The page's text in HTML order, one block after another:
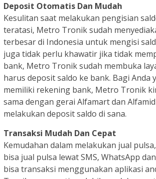
Deposit Otomatis Dan Mudah
Kesulitan saat melakukan pengisian
teratasi, Metro Tronik sudah
terbesar di Indonesia untuk mengisi
juga tidak perlu khawatir jika tidak
bank, Metro Tronik sudah membuka
harus deposit saldo ke bank. Bagi Anda
memiliki rekening bank, Metro Tronik
sama dengan gerai Alfamart dan
melakukan deposit saldo di sana.
Transaksi Mudah Dan Cepat
Kemudahan dalam melakukan jual
bisa jual pulsa lewat SMS, WhatsApp
bisa transaksi menggunakan aplikasi